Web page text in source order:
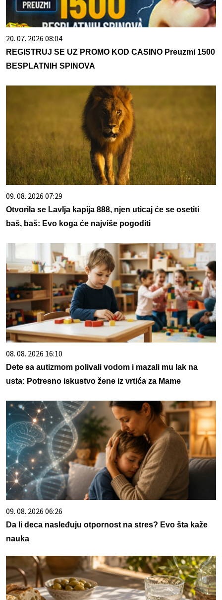
20. 07. 2026 08:04
REGISTRUJ SE UZ PROMO KOD CASINO Preuzmi 1500
BESPLATNIH SPINOVA
09. 08. 2026 07:29
Otvorila se Lavlja kapija 888, njen uticaj će se osetiti
baš, baš: Evo koga će najviše pogoditi
08. 08. 2026 16:10
Dete sa autizmom polivali vodom i mazali mu lak na
usta: Potresno iskustvo žene iz vrtića za Mame
09. 08. 2026 06:26
Da li deca nasleđuju otpornost na stres? Evo šta kaže
nauka